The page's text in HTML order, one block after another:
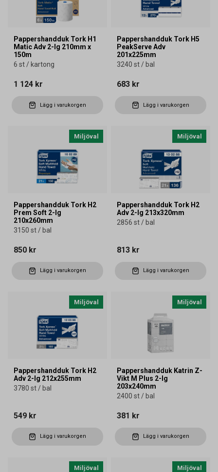
Pappershandduk Tork H1
Matic Adv 2-lg 210mm x
150m
6 st / kartong
1 124 kr
Lägg i varukorgen
Pappershandduk Tork H5
PeakServe Adv
201x225mm
3240 st / bal
683 kr
Lägg i varukorgen
Miljöval
Pappershandduk Tork H2
Prem Soft 2-lg
210x260mm
3150 st / bal
850 kr
Lägg i varukorgen
Miljöval
Pappershandduk Tork H2
Adv 2-lg 213x320mm
2856 st / bal
813 kr
Lägg i varukorgen
Miljöval
Pappershandduk Tork H2
Adv 2-lg 212x255mm
3780 st / bal
549 kr
Lägg i varukorgen
Miljöval
Pappershandduk Katrin Z-
Vikt M Plus 2-lg
203x240mm
2400 st / bal
381 kr
Lägg i varukorgen
Miljöval Miljöval